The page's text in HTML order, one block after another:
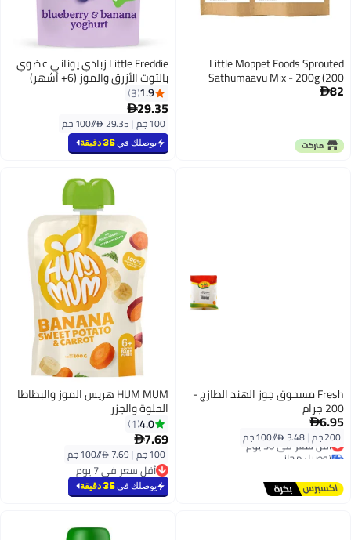
Little Moppet Foods Sprouted
Sathumaavu Mix - 200g (200
Gram- Pack of 2)
82
Little Freddie زبادي يوناني عضوي
بالتوت الأزرق والموز (6+ أشهر)
1.9
3
29.35
100 جم |
يوصلك في36 دقيقة
Fresh مسحوق جوز الهند الطازج -
200 جرام
6.95
200 جم |
أقل سعر في 30 يوم
توصيل مجاني
HUM MUM هريس الموز والبطاطا
الحلوة والجزر
4.0
1
7.69
100 جم |
أقل سعر في 7 يوم
أقل سعر في 7 يوم
يوصلك في36 دقيقة